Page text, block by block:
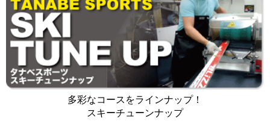
多彩なコースをラインナップ！
スキーチューンナップ